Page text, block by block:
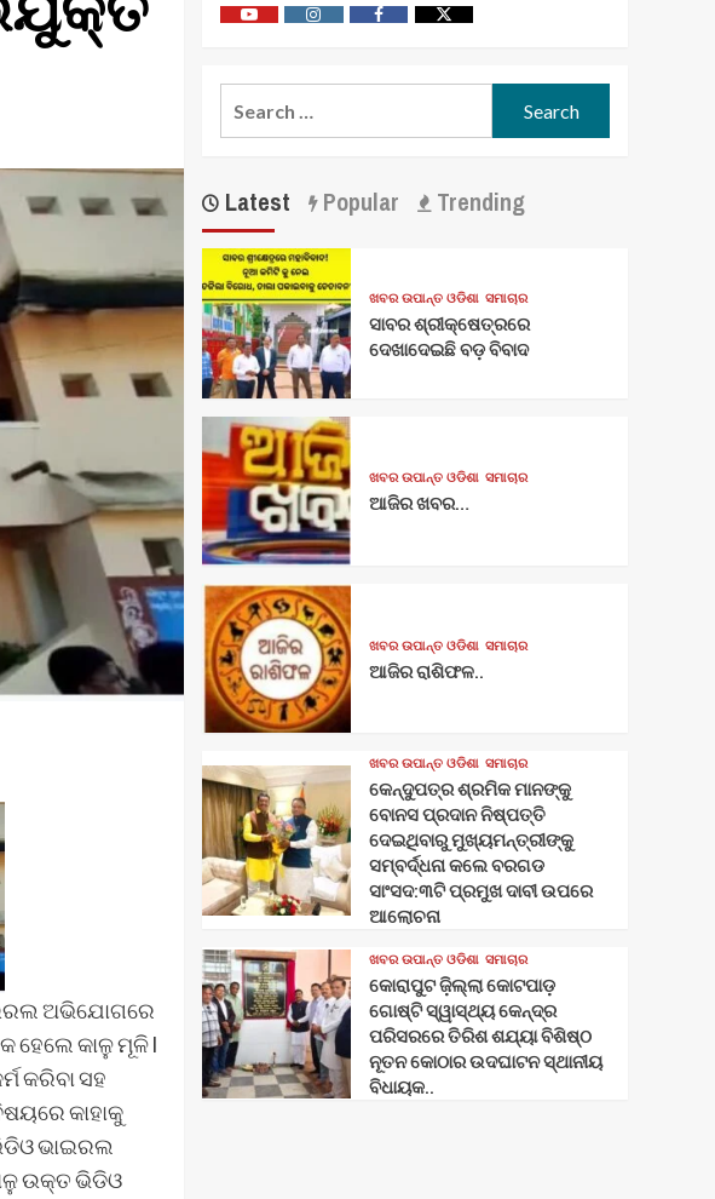
ଅଭିଯୋଗରେ
ହେଲେ କାଳୁ ମୂଳି l
କରିବା ସହ
କାହାକୁ
ଭାଇରଲ
ଉକ୍ତ ଭିଡିଓ
YoutubeVimeo FacebookTwitter
Latest Popular Trending
ଖବର ଉପାନ୍ତ ଓଡିଶା ସମାଚାର
ସାବର ଶ୍ରୀକ୍ଷେତ୍ରରେ
ଦେଖାଦେଇଛି ବଡ଼ ବିବାଦ
ଖବର ଉପାନ୍ତ ଓଡିଶା ସମାଚାର
ଆଜିର ଖବର…
ଖବର ଉପାନ୍ତ ଓଡିଶା ସମାଚାର
ଆଜିର ରାଶିଫଳ..
ଖବର ଉପାନ୍ତ ଓଡିଶା ସମାଚାର
କେନ୍ଦୁପତ୍ର ଶ୍ରମିକ ମାନଙ୍କୁ
ବୋନସ ପ୍ରଦାନ ନିଷ୍ପତ୍ତି
ଦେଇଥିବାରୁ ମୁଖ୍ୟମନ୍ତ୍ରୀଙ୍କୁ
ସମ୍ବର୍ଦ୍ଧନା କଲେ ବରଗଡ
ସାଂସଦ:୩ଟି ପ୍ରମୁଖ ଦାବୀ ଉପରେ
ଆଲୋଚନା
ଖବର ଉପାନ୍ତ ଓଡିଶା ସମାଚାର
କୋରାପୁଟ ଜ଼ିଲ୍ଲା କୋଟପାଡ଼
ଗୋଷ୍ଟି ସ୍ୱାସ୍ଥ୍ୟ କେନ୍ଦ୍ର
ପରିସରରେ ତିରିଶ ଶଯ୍ୟା ବିଶିଷ୍ଠ
ନୂତନ କୋଠାର ଉଦଘାଟନ ସ୍ଥାନୀୟ
ବିଧାୟକ..